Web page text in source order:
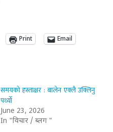
Print Email
समयको हस्ताक्षर : बालेन एक्लै उक्लिनु
पर्थ्यो
June 23, 2026
In "विचार / ब्लग "